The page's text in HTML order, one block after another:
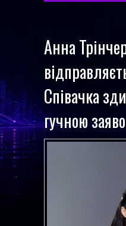
Анна
Співачка
гучною